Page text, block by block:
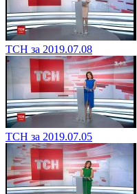
ТСН за 2019.07.08
ТСН за 2019.07.05